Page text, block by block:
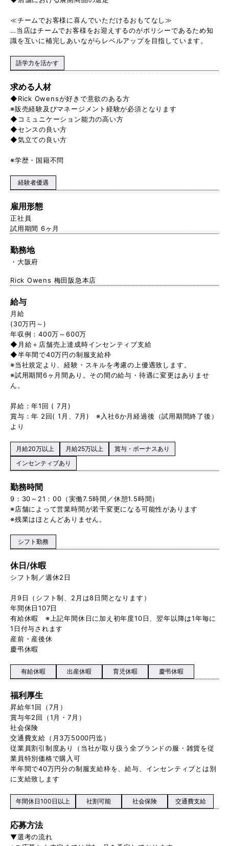
≪チームでお客様に喜んでいただけるおもてなし≫
…当店はチームでお客様をお迎えするのがポリシーであるため知
識を互いに補完しあいながらレベルアップを目指しています。
語学力を活かす
求める人材
◆Rick Owensが好きで意欲のある方
※販売経験及びマネージメント経験が必須となります
◆コミュニケーション能力の高い方
◆センスの良い方
◆気立ての良い方
※学歴・国籍不問
経験者優遇
雇用形態
正社員
試用期間 6ヶ月
勤務地
大阪府
Rick Owens 梅田阪急本店
給与
月給
(30万円～)
年収例：400万～600万
◆月給＋店舗売上達成時インセンティブ支給
◆半年間で40万円の制服支給枠
※当社規定より、経験・スキルを考慮の上優遇致します。
※試用期間6ヶ月間あり。その間の給与・待遇に変更はありませ
ん。
昇給：年1回 ( 7月)
賞与：年 2回( 1月、7月) ※入社6か月経過後（試用期間終了後）
より
月給20万以上 月給25万以上
賞与・ボーナスあり
インセンティブあり
勤務時間
9：30～21：00（実働7.5時間／休憩1.5時間）
※店舗によって営業時間が若干変更になる可能性があります
※残業はほとんどありません。
シフト勤務
休日/休暇
シフト制／週休2日
月9日（シフト制、2月は8日間となります）
年間休日107日
有給休暇 ※上記年間休日に加え初年度10日、翌年以降は1年毎に
1日付与されます
産前・産後休
慶弔休暇
有給休暇 出産休暇 育児休暇 慶弔休暇
福利厚生
昇給年1回（7月）
賞与年2回（1月・7月）
社会保険
交通費支給（月3万5000円迄）
従業員割引制度あり（当社が取り扱う全ブランドの服・雑貨を従
業員特別価格で購入可
半年間で40万円分の制服支給枠を、給与、インセンティブとは別
に支給致します
年間休日100日以上 社割可能 社会保険 交通費支給
応募方法
▼選考の流れ